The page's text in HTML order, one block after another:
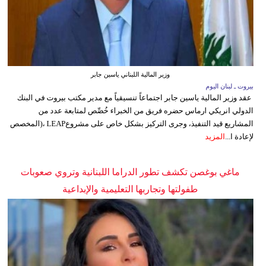
وزير المالية اللبناني ياسين جابر
بيروت ـ لبنان اليوم
عقد وزير المالية ياسين جابر اجتماعاً تنسيقياً مع مدير مكتب بيروت في البنك
الدولي انريكي ارماس حضره فريق من الخبراء خُصِّص لمتابعة عدد من
المشاريع قيد التنفيذ، وجرى التركيز بشكل خاص على مشروعLEAP ،(المخصص
لإعادة ا... المزيد
ماغي بوغصن تكشف تطور الدراما اللبنانية وتروي صعوبات
طفولتها وتجاربها التعليمية والإبداعية